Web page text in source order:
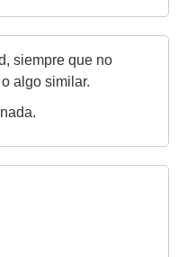
siempre que no
algo similar.